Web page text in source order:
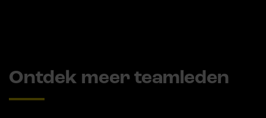
Ontdek meer teamleden